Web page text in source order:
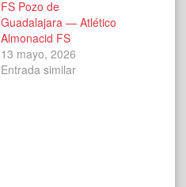
FS Pozo de
Guadalajara — Atlético
Almonacid FS
13 mayo, 2026
Entrada similar